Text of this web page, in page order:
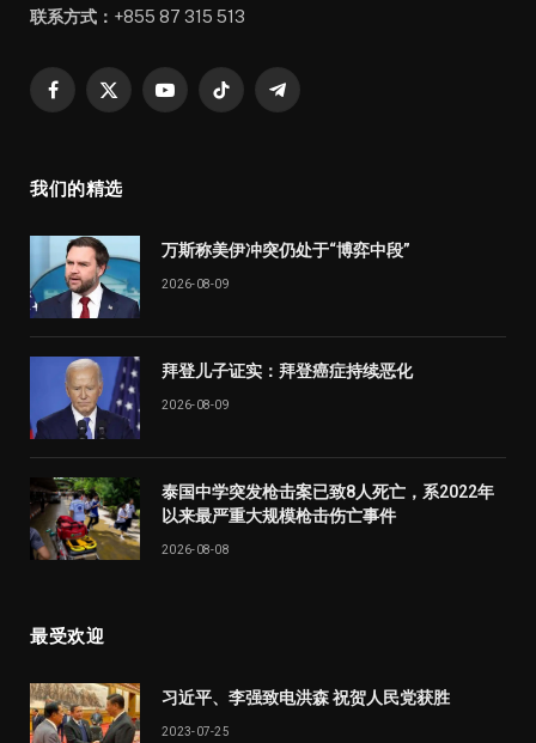
联系方式： +855 87 315 513
Facebook
X
YouTubeTikTok Telegram
我们的精选
万斯称美伊冲突仍处于“博弈中段”
2026-08-09
拜登儿子证实：拜登癌症持续恶化
2026-08-09
泰国中学突发枪击案已致8人死亡，系2022年
以来最严重大规模枪击伤亡事件
2026-08-08
最受欢迎
习近平、李强致电洪森 祝贺人民党获胜
2023-07-25